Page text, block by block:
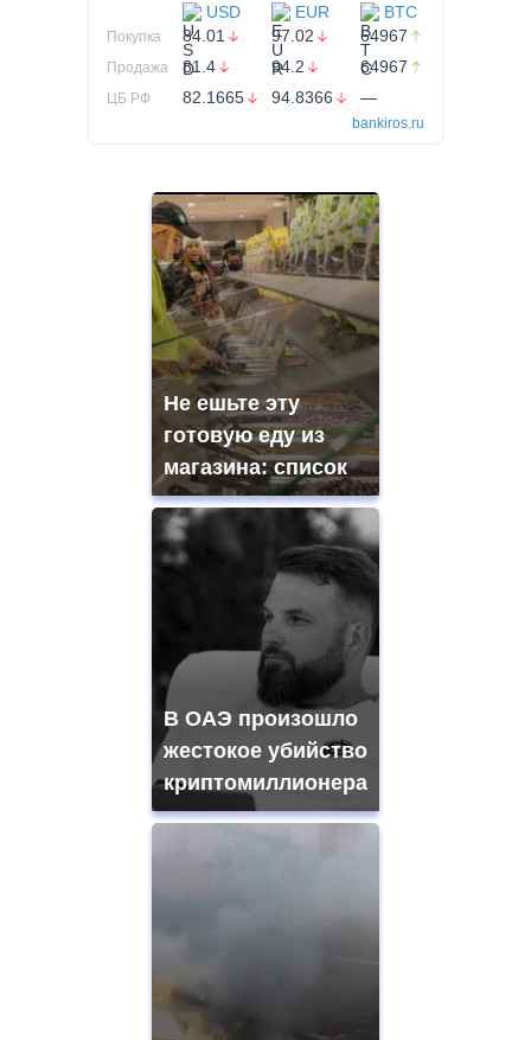
USD EUR BTC
Покупка 84.01 97.02 64967
Продажа 81.4 94.2 64967
ЦБ РФ 82.1665 94.8366 —
bankiros.ru
Не ешьте эту
готовую еду из
магазина: список
В ОАЭ произошло
жестокое убийство
криптомиллионера